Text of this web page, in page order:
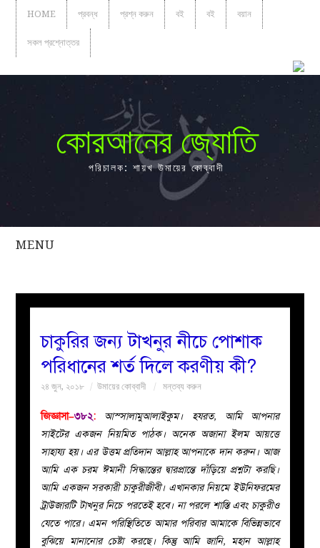
HOME প্রবন্ধ প্রশ্ন করুন বই বই বয়ান
সকল প্রশ্নোত্তর
কোরআনের জ্যোতি
পরিচালক: শায়খ উমায়ের কোব্বাদী
MENU
সকল
নারীদের
ইসলাহী
মজলিস
প্রশ্ন
চাকুরির জন্য টাখনুর নীচে পোশাক
পরিধানের শর্ত দিলে করণীয় কী?
২৪ জুন, ২০১৮ উমায়ের কোব্বাদী মন্তব্য করুন
জিজ্ঞাসা–৩৮২:
আস্সালামুআলাইকুম। হযরত, আমি আপনার
সাইটের একজন নিয়মিত পাঠক। অনেক অজানা ইলম আয়ত্তে
সাহায্য হয়। এর উত্তম প্রতিদান আল্লাহ আপনাকে দান করুন। আজ
আমি এক চরম ঈমানী সিদ্ধান্তের দ্বারপ্রান্তে দাঁড়িয়ে প্রশ্নটা করছি।
আমি একজন সরকারী চাকুরীজীবী। এখানকার নিয়মে ইউনিফরমের
ট্রাউজারটি টাখনুর নিচে পরতেই হবে। না পরলে শাস্তি এবং চাকুরীও
যেতে পারে। এমন পরিস্থিতিতে আমার পরিবার আমাকে বিভিন্নভাবে
বুঝিয়ে মানানোর চেষ্টা করছে। কিন্তু আমি জানি, মহান আল্লাহ